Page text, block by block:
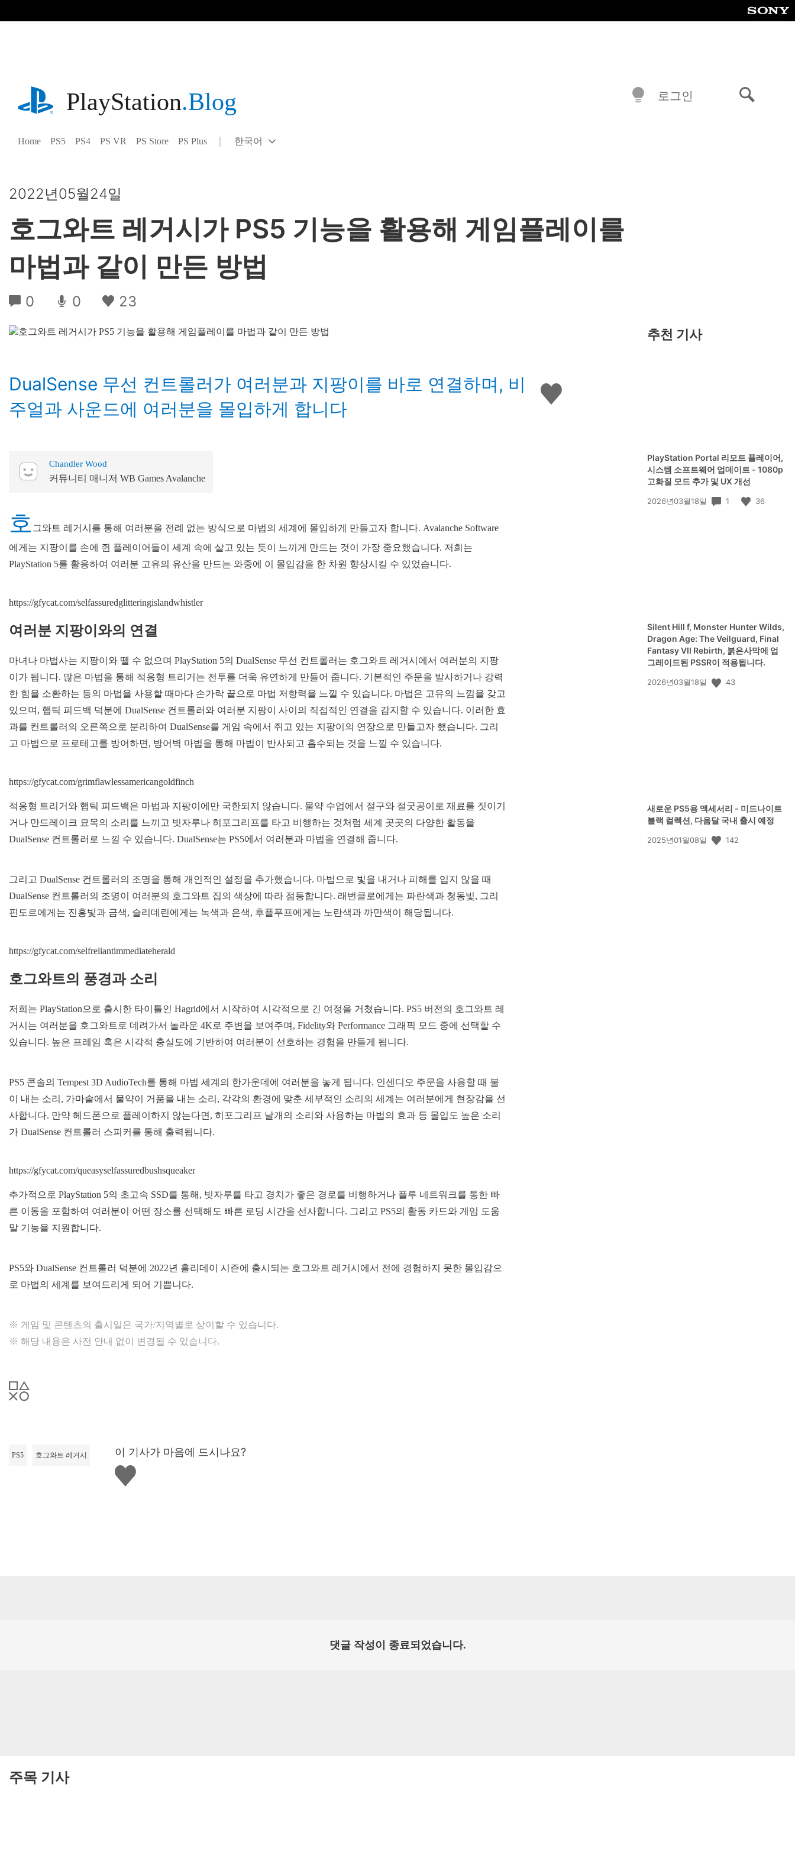
playstation.com
PlayStation.Blog
Home PS5 PS4 PS VR PS Store PS Plus
Select
Current
한국어
로그인
2022년05월24일
호그와트 레거시가 PS5 기능을 활용해 게임플레이를
마법과 같이 만든 방법
0 0 23
좋
아
DualSense 무선 컨트롤러가 여러분과 지팡이를 바로 연결하며, 비
주얼과 사운드에 여러분을 몰입하게 합니다
Chandler Wood
커뮤니티 매니저 WB Games Avalanche
호 그와트 레거시를 통해 여러분을 전례 없는 방식으로 마법의 세계에 몰입하게 만들고자 합니다. Avalanche Software
에게는 지팡이를 손에 쥔 플레이어들이 세계 속에 살고 있는 듯이 느끼게 만드는 것이 가장 중요했습니다. 저희는
PlayStation 5를 활용하여 여러분 고유의 유산을 만드는 와중에 이 몰입감을 한 차원 향상시킬 수 있었습니다.
https://gfycat.com/selfassuredglitteringislandwhistler
여러분 지팡이와의 연결
마녀나 마법사는 지팡이와 뗄 수 없으며 PlayStation 5의 DualSense 무선 컨트롤러는 호그와트 레거시에서 여러분의 지팡
이가 됩니다. 많은 마법을 통해 적응형 트리거는 전투를 더욱 유연하게 만들어 줍니다. 기본적인 주문을 발사하거나 강력
한 힘을 소환하는 등의 마법을 사용할 때마다 손가락 끝으로 마법 저항력을 느낄 수 있습니다. 마법은 고유의 느낌을 갖고
있으며, 햅틱 피드백 덕분에 DualSense 컨트롤러와 여러분 지팡이 사이의 직접적인 연결을 감지할 수 있습니다. 이러한 효
과를 컨트롤러의 오른쪽으로 분리하여 DualSense를 게임 속에서 쥐고 있는 지팡이의 연장으로 만들고자 했습니다. 그리
고 마법으로 프로테고를 방어하면, 방어벽 마법을 통해 마법이 반사되고 흡수되는 것을 느낄 수 있습니다.
https://gfycat.com/grimflawlessamericangoldfinch
적응형 트리거와 햅틱 피드백은 마법과 지팡이에만 국한되지 않습니다. 물약 수업에서 절구와 절굿공이로 재료를 짓이기
거나 만드레이크 묘목의 소리를 느끼고 빗자루나 히포그리프를 타고 비행하는 것처럼 세계 곳곳의 다양한 활동을
DualSense 컨트롤러로 느낄 수 있습니다. DualSense는 PS5에서 여러분과 마법을 연결해 줍니다.
그리고 DualSense 컨트롤러의 조명을 통해 개인적인 설정을 추가했습니다. 마법으로 빛을 내거나 피해를 입지 않을 때
DualSense 컨트롤러의 조명이 여러분의 호그와트 집의 색상에 따라 점등합니다. 래번클로에게는 파란색과 청동빛, 그리
핀도르에게는 진홍빛과 금색, 슬리데린에게는 녹색과 은색, 후플푸프에게는 노란색과 까만색이 해당됩니다.
https://gfycat.com/selfreliantimmediateherald
호그와트의 풍경과 소리
저희는 PlayStation으로 출시한 타이틀인 Hagrid에서 시작하여 시각적으로 긴 여정을 거쳤습니다. PS5 버전의 호그와트 레
거시는 여러분을 호그와트로 데려가서 놀라운 4K로 주변을 보여주며, Fidelity와 Performance 그래픽 모드 중에 선택할 수
있습니다. 높은 프레임 혹은 시각적 충실도에 기반하여 여러분이 선호하는 경험을 만들게 됩니다.
PS5 콘솔의 Tempest 3D AudioTech를 통해 마법 세계의 한가운데에 여러분을 놓게 됩니다. 인센디오 주문을 사용할 때 불
이 내는 소리, 가마솥에서 물약이 거품을 내는 소리, 각각의 환경에 맞춘 세부적인 소리의 세계는 여러분에게 현장감을 선
사합니다. 만약 헤드폰으로 플레이하지 않는다면, 히포그리프 날개의 소리와 사용하는 마법의 효과 등 몰입도 높은 소리
가 DualSense 컨트롤러 스피커를 통해 출력됩니다.
https://gfycat.com/queasyselfassuredbushsqueaker
추가적으로 PlayStation 5의 초고속 SSD를 통해, 빗자루를 타고 경치가 좋은 경로를 비행하거나 플루 네트워크를 통한 빠
른 이동을 포함하여 여러분이 어떤 장소를 선택해도 빠른 로딩 시간을 선사합니다. 그리고 PS5의 활동 카드와 게임 도움
말 기능을 지원합니다.
PS5와 DualSense 컨트롤러 덕분에 2022년 홀리데이 시즌에 출시되는 호그와트 레거시에서 전에 경험하지 못한 몰입감으
로 마법의 세계를 보여드리게 되어 기쁩니다.
※ 게임 및 콘텐츠의 출시일은 국가/지역별로 상이할 수 있습니다.
※ 해당 내용은 사전 안내 없이 변경될 수 있습니다.
PS5 호그와트 레거시
이 기사가 마음에 드시나요?
좋
아
추천 기사
PlayStation Portal 리모트 플레이어,
시스템 소프트웨어 업데이트 - 1080p
고화질 모드 추가 및 UX 개선
공
2026년03월18일 1 36
Silent Hill f, Monster Hunter Wilds,
Dragon Age: The Veilguard, Final
Fantasy VII Rebirth, 붉은사막에 업
그레이드된 PSSR이 적용됩니다.
공
2026년03월18일 43
새로운 PS5용 액세서리 - 미드나이트
블랙 컬렉션, 다음달 국내 출시 예정
공
2025년01월08일 142
댓글 작성이 종료되었습니다.
주목 기사